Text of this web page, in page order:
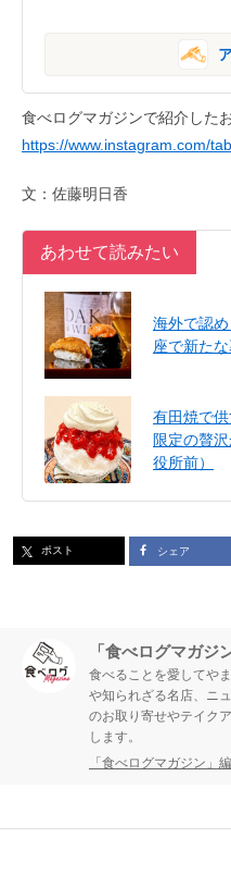
食べログマガジンで紹介した
https://www.instagram.com/
文：佐藤明日香
あわせて読みたい
海外で認
座で新たな
有田焼で
限定の贅
役所前）
ポスト シェア
「食べログマガジ
食べることを愛してや
や知られざる名店、ニ
のお取り寄せやテイク
します。
「食べログマガジン」